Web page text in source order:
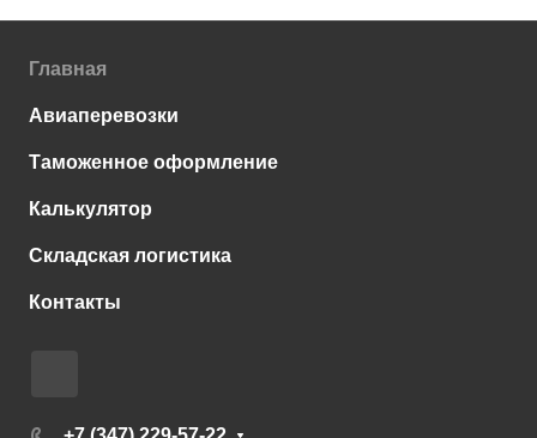
Главная
Авиаперевозки
Таможенное оформление
Калькулятор
Складская логистика
Контакты